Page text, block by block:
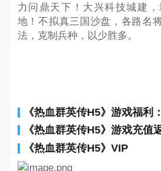
力问鼎天下！大兴科技城建
地！不拟真三国沙盘，各路名
法，克制兵种，以少胜多。
《热血群英传H5》游戏福利：
《热血群英传H5》游戏充值
《热血群英传H5》VIP